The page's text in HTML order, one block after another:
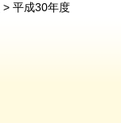
> 平成30年度